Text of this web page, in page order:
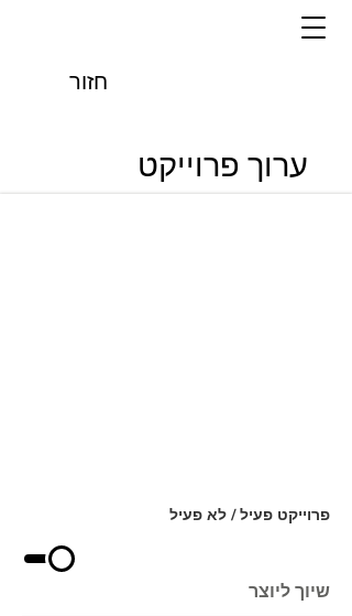
חזור
ערוך פרוייקט
פרוייקט פעיל / לא פעיל
שיוך ליוצר